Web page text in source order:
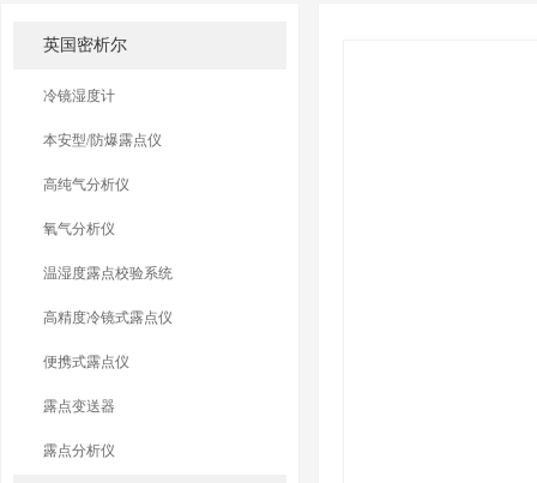
英国密析尔
冷镜湿度计
本安型/防爆露点仪
高纯气分析仪
氧气分析仪
温湿度露点校验系统
高精度冷镜式露点仪
便携式露点仪
露点变送器
露点分析仪